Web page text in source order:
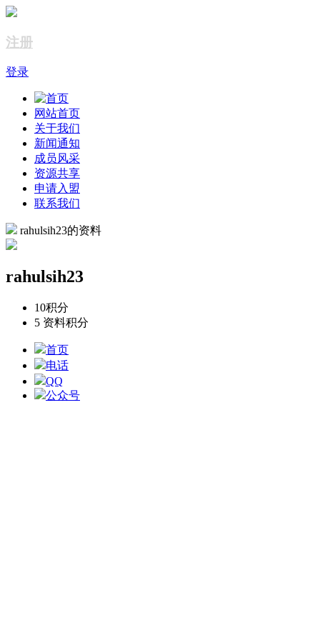
注册
登录
网站首页
关于我们
新闻通知
成员风采
资源共享
申请入盟
联系我们
rahulsih23的资料
rahulsih23
10积分
5 资料积分
首页
电话
QQ
公众号